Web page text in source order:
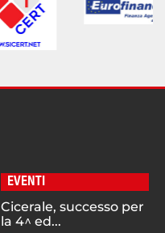
EVENTI
Cicerale, successo per
la 4^ ed...